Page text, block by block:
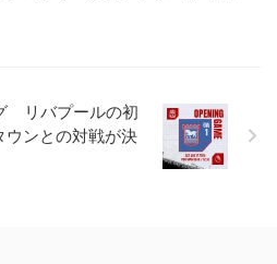
リバプールの初
ウンとの対戦が決